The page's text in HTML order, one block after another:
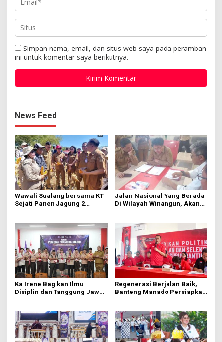
Simpan nama, email, dan situs web saya pada peramban
ini untuk komentar saya berikutnya.
News Feed
Wawali Sualang bersama KT
Sejati Panen Jagung 2
Jalan Nasional Yang Berada
Di Wilayah Winangun, Akan
Ka Irene Bagikan Ilmu
Disiplin dan Tanggung Jawab
Regenerasi Berjalan Baik,
Banteng Manado Persiapkan